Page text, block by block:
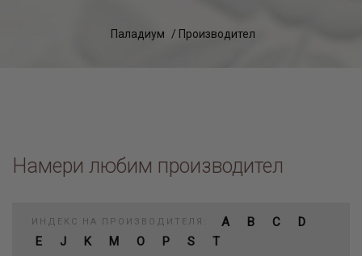
Паладиум / Производител
Намери любим производител
ИНДЕКС НА ПРОИЗВОДИТЕЛЯ: A B C
D
E
J K M O P S T